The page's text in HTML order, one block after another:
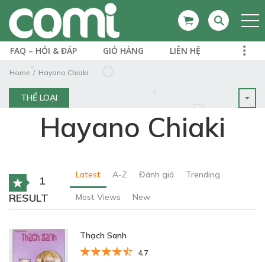
FAQ – HỎI & ĐÁP GIỎ HÀNG LIÊN HỆ
Home Hayano Chiaki
THỂ LOẠI
Hayano Chiaki
1
RESULT
Latest A-Z Đánh giá Trending
Most Views New
Thạch Sanh
4.7